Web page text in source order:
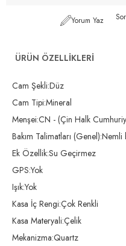
Yorum Yaz
ÜRÜN ÖZELLIKLERI
Cam Şekli:Düz
Cam Tipi:Mineral
Menşei:CN - (Çin Halk
Bakım Talimatları
Ek Özellik:Su Geçirmez
GPS:Yok
Işık:Yok
Kasa İç Rengi:Çok Renkli
Kasa Materyali:Çelik
Mekanizma:Quartz